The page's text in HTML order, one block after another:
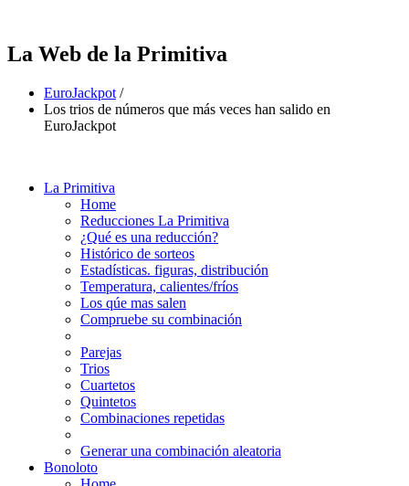
La Web de la Primitiva
EuroJackpot /
Los trios de números que más veces han salido en
EuroJackpot
La Primitiva
Home
Reducciones La Primitiva
¿Qué es una reducción?
Histórico de sorteos
Estadísticas. figuras, distribución
Temperatura, calientes/fríos
Los qúe mas salen
Compruebe su combinación
Parejas
Trios
Cuartetos
Quintetos
Combinaciones repetidas
Generar una combinación aleatoria
Bonoloto